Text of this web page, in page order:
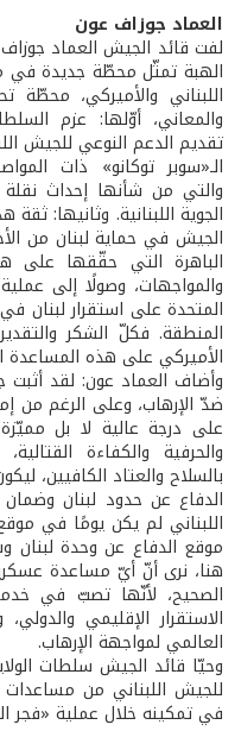
العماد جوزاف عون
لفت قائد الجيش العماد
الهبة تمثّل محطّة جديدة في
اللبناني والأميركي، محطّة
والمعاني، أوّلها: عزم
تقديم الدعم النوعي للجيش
الـ«سوبر توكانو» ذات
والتي من شأنها إحداث
الجوية اللبنانية. وثانيها:
الجيش في حماية لبنان من
الباهرة التي حقّقها على
والمواجهات، وصولًا إلى
المتحدة على استقرار لبنان
المنطقة. فكلّ الشكر
الأميركي على هذه المساعدة
وأضاف العماد عون: لقد
ضدّ الإرهاب، وعلى الرغم من
على درجة عالية لا بل
والحرفية والكفاءة
بالسلاح والعتاد الكافيين،
الدفاع عن حدود لبنان
اللبناني لم يكن يومًا في
موقع الدفاع عن وحدة لبنان
هنا، نرى أنّ أيّ مساعدة
الصحيح، لأنّها تصبّ في
الاستقرار الإقليمي
العالمي لمواجهة الإرهاب.
وحيّا قائد الجيش سلطات
للجيش اللبناني من
في تمكينه خلال عملية «فجر